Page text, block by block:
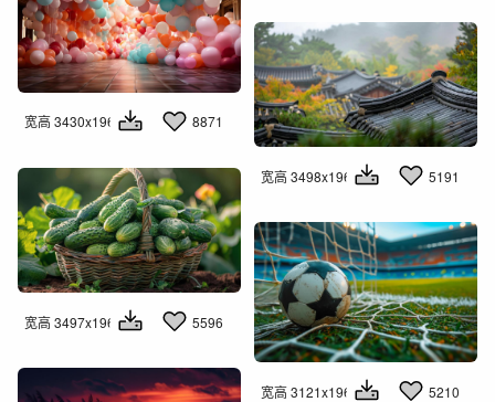
宽高 3430x1960 8871
宽高 3498x1960 5191
宽高 3497x1960 5596
宽高 3121x1960 5210